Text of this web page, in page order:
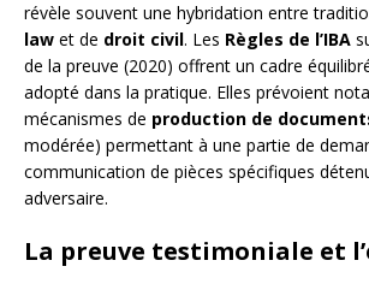
révèle souvent une hybridation entre
law et de droit civil. Les Règles de l’IBA
de la preuve (2020) offrent un cadre
adopté dans la pratique. Elles prévoient
mécanismes de production de
modérée) permettant à une partie de
communication de pièces spécifiques
adversaire.
La preuve testimoniale et